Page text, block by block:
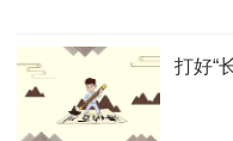
打好“